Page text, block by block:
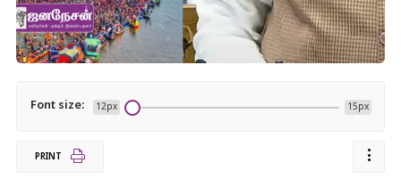
Font size: 12px 15px
PRINT